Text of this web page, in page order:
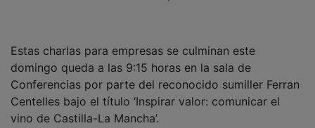
domingo queda a las 9:15 horas en la sala de
Conferencias por parte del reconocido sumiller Ferran
Centelles bajo el título ‘Inspirar valor: comunicar el
vino de Castilla-La Mancha’.